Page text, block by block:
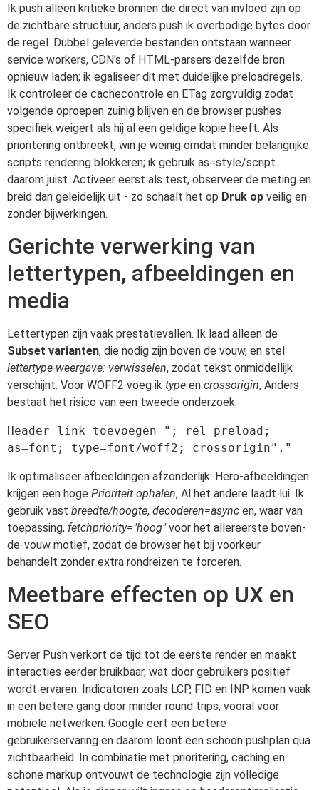
Ik push alleen kritieke bronnen die direct van invloed zijn op
de zichtbare structuur, anders push ik overbodige bytes door
de regel. Dubbel geleverde bestanden ontstaan wanneer
service workers, CDN's of HTML-parsers dezelfde bron
opnieuw laden; ik egaliseer dit met duidelijke preloadregels.
Ik controleer de cachecontrole en ETag zorgvuldig zodat
volgende oproepen zuinig blijven en de browser pushes
specifiek weigert als hij al een geldige kopie heeft. Als
prioritering ontbreekt, win je weinig omdat minder belangrijke
scripts rendering blokkeren; ik gebruik as=style/script
daarom juist. Activeer eerst als test, observeer de meting en
breid dan geleidelijk uit - zo schaalt het op Druk op veilig en
zonder bijwerkingen.
Gerichte verwerking van
lettertypen, afbeeldingen en
media
Lettertypen zijn vaak prestatievallen. Ik laad alleen de
Subset varianten, die nodig zijn boven de vouw, en stel
lettertype-weergave: verwisselen, zodat tekst onmiddellijk
verschijnt. Voor WOFF2 voeg ik type en crossorigin, Anders
bestaat het risico van een tweede onderzoek:
Header link toevoegen "; rel=preload;
as=font; type=font/woff2; crossorigin"."
Ik optimaliseer afbeeldingen afzonderlijk: Hero-afbeeldingen
krijgen een hoge Prioriteit ophalen, Al het andere laadt lui. Ik
gebruik vast breedte/hoogte, decoderen=async en, waar van
toepassing, fetchpriority="hoog"voor het allereerste boven-
de-vouw motief, zodat de browser het bij voorkeur
behandelt zonder extra rondreizen te forceren.
Meetbare effecten op UX en
SEO
Server Push verkort de tijd tot de eerste render en maakt
interacties eerder bruikbaar, wat door gebruikers positief
wordt ervaren. Indicatoren zoals LCP, FID en INP komen vaak
in een betere gang door minder round trips, vooral voor
mobiele netwerken. Google eert een betere
gebruikerservaring en daarom loont een schoon pushplan qua
zichtbaarheid. In combinatie met prioritering, caching en
schone markup ontvouwt de technologie zijn volledige